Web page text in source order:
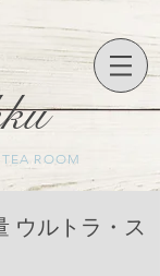
ROOM
ウルトラ・ス